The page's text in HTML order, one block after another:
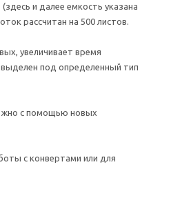
и далее емкость указана
рассчитан на 500 листов.
увеличивает время
под определенный тип
с помощью новых
с конвертами или для